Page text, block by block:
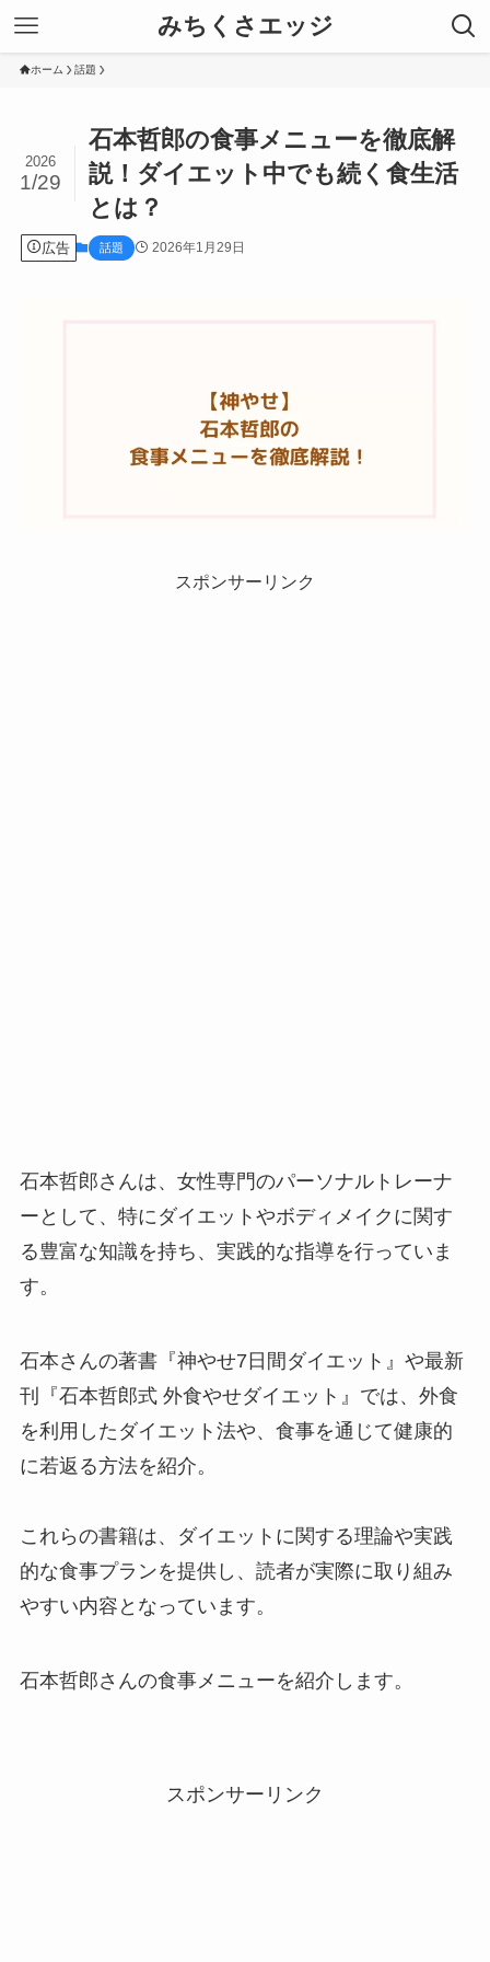
みちくさエッジ
ホーム 話題
石本哲郎の食事メニューを徹底解
説！ダイエット中でも続く食生活
とは？
2026
1/29
広告 話題 2026年1月29日
スポンサーリンク
石本哲郎さんは、女性専門のパーソナルトレーナ
ーとして、特にダイエットやボディメイクに関す
る豊富な知識を持ち、実践的な指導を行っていま
す。
石本さんの著書『神やせ7日間ダイエット』や最新
刊『石本哲郎式 外食やせダイエット』では、外食
を利用したダイエット法や、食事を通じて健康的
に若返る方法を紹介。
これらの書籍は、ダイエットに関する理論や実践
的な食事プランを提供し、読者が実際に取り組み
やすい内容となっています。
石本哲郎さんの食事メニューを紹介します。
スポンサーリンク